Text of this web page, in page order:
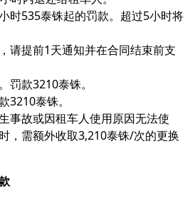
时535泰铢起的罚款。超过5小时将
请提前1天通知并在合同结束前支
罚款3210泰铢。
3210泰铢。
事故或因租车人使用原因无法使
，需额外收取3,210泰铢/次的更换